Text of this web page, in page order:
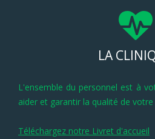
LA
L'ensemble du personnel est à
aider et garantir la qualité de
Téléchargez notre Livret d'accueil